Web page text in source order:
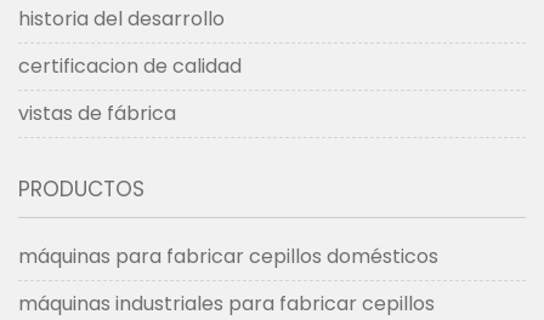
historia del desarrollo
certificacion de calidad
vistas de fábrica
PRODUCTOS
máquinas para fabricar cepillos domésticos
máquinas industriales para fabricar cepillos